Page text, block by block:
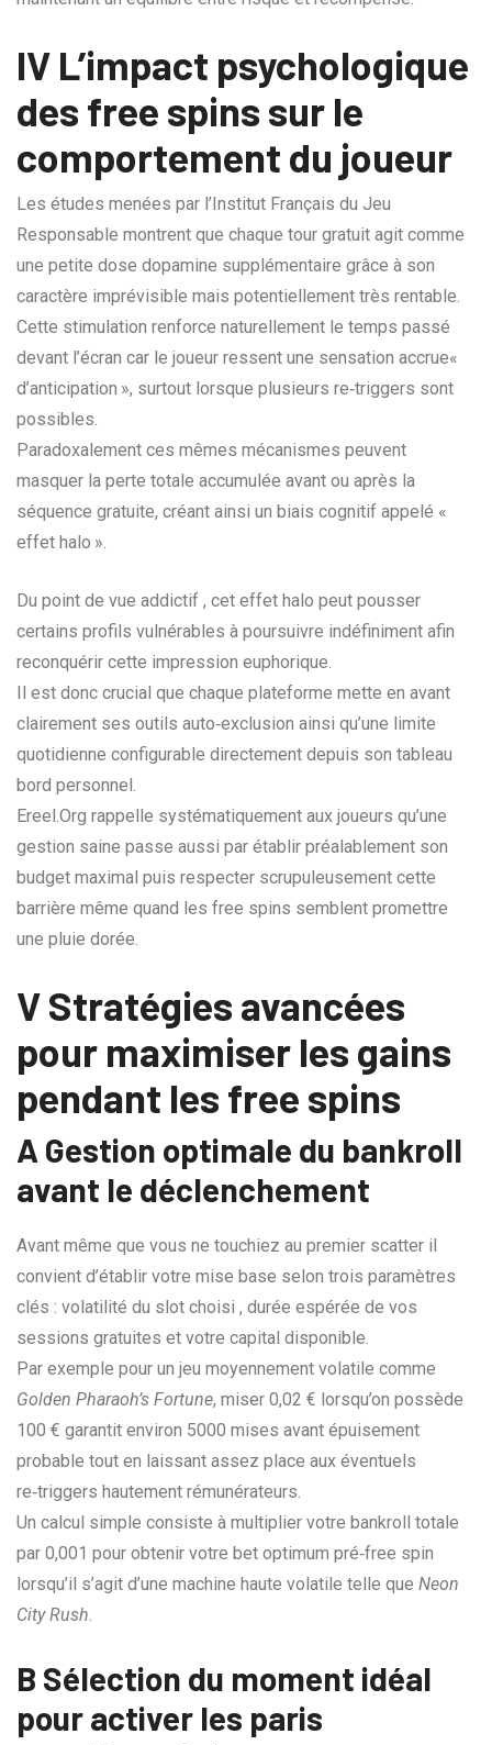
IV L’impact psychologique
des free spins sur le
comportement du joueur
Les études menées par l’Institut Français du Jeu
Responsable montrent que chaque tour gratuit agit comme
une petite dose dopamine supplémentaire grâce à son
caractère imprévisible mais potentiellement très rentable.
Cette stimulation renforce naturellement le temps passé
devant l’écran car le joueur ressent une sensation accrue«
d’anticipation », surtout lorsque plusieurs re‑triggers sont
possibles.
Paradoxalement ces mêmes mécanismes peuvent
masquer la perte totale accumulée avant ou après la
séquence gratuite, créant ainsi un biais cognitif appelé «
effet halo ».
Du point de vue addictif , cet effet halo peut pousser
certains profils vulnérables à poursuivre indéfiniment afin
reconquérir cette impression euphorique.
Il est donc crucial que chaque plateforme mette en avant
clairement ses outils auto‑exclusion ainsi qu’une limite
quotidienne configurable directement depuis son tableau
bord personnel.
Ereel.Org rappelle systématiquement aux joueurs qu’une
gestion saine passe aussi par établir préalablement son
budget maximal puis respecter scrupuleusement cette
barrière même quand les free spins semblent promettre
une pluie dorée.
V Stratégies avancées
pour maximiser les gains
pendant les free spins
A Gestion optimale du bankroll
avant le déclenchement
Avant même que vous ne touchiez au premier scatter il
convient d’établir votre mise base selon trois paramètres
clés : volatilité du slot choisi , durée espérée de vos
sessions gratuites et votre capital disponible.
Par exemple pour un jeu moyennement volatile comme
Golden Pharaoh’s Fortune, miser 0,02 € lorsqu’on possède
100 € garantit environ 5000 mises avant épuisement
probable tout en laissant assez place aux éventuels
re‑triggers hautement rémunérateurs.
Un calcul simple consiste à multiplier votre bankroll totale
par 0,001 pour obtenir votre bet optimum pré‐free spin
lorsqu’il s’agit d’une machine haute volatile telle que Neon
City Rush.
B Sélection du moment idéal
pour activer les paris